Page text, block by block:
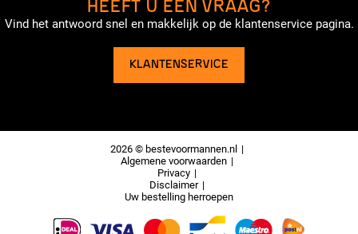
HEEFT U EEN VRAAG?
Vind het antwoord snel en makkelijk op de klantenservice pagina.
KLANTENSERVICE
2026 © bestevoormannen.nl
Algemene voorwaarden
Privacy
Disclaimer
Uw bestelling herroepen